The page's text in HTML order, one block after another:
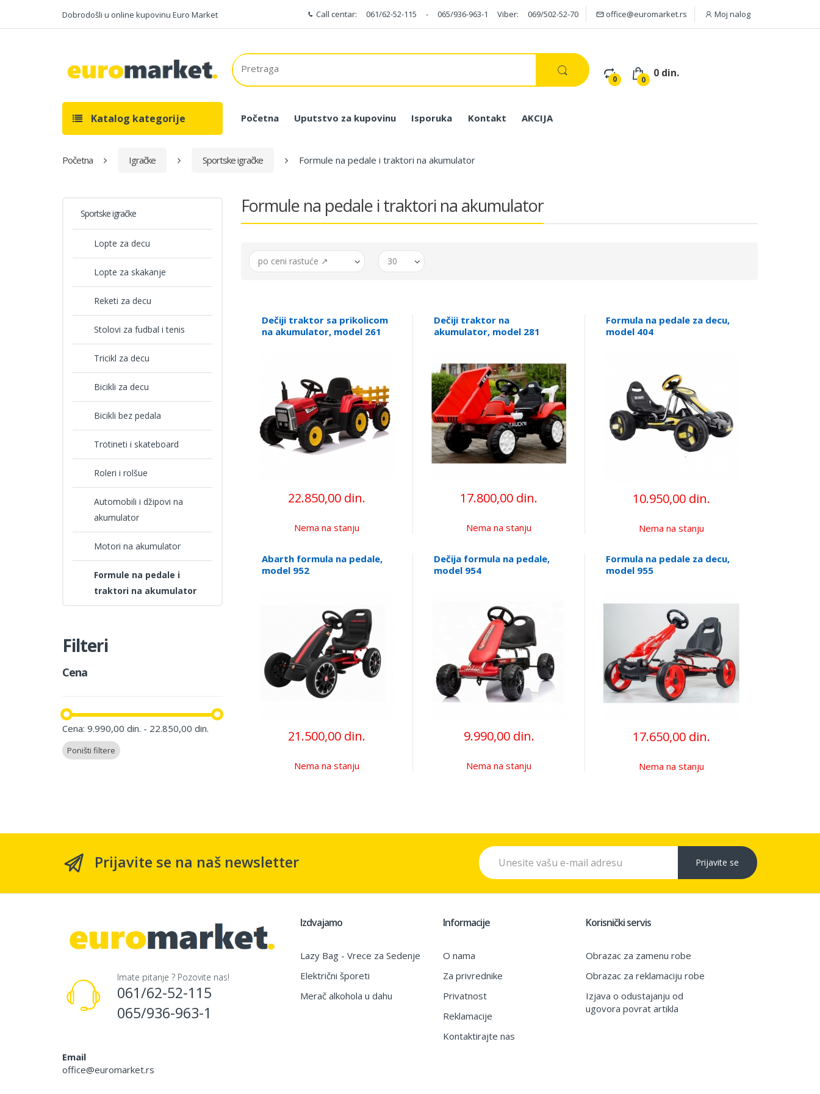
Dobrodošli u online kupovinu Euro Market Call centar: 061/62-52-115 - 065/936-963-1 Viber: 069/502-52-70 office@euromarket.rs Moj nalog
0 0
0 din.
Katalog kategorije Početna Uputstvo za kupovinu Isporuka Kontakt AKCIJA
Početna Igračke Sportske igračke Formule na pedale i traktori na akumulator
Sportske igračke
Lopte za decu
Lopte za skakanje
Reketi za decu
Stolovi za fudbal i tenis
Tricikl za decu
Bicikli za decu
Bicikli bez pedala
Trotineti i skateboard
Roleri i rolšue
Automobili i džipovi na
akumulator
Motori na akumulator
Formule na pedale i
traktori na akumulator
Filteri
Cena
Cena: 9.990,00 din. - 22.850,00 din.
Poništi filtere
Formule na pedale i traktori na akumulator
po ceni rastuće ↗ 30
Dečiji traktor sa prikolicom
na akumulator, model 261
22.850,00 din.
Nema na stanju
Dečiji traktor na
akumulator, model 281
17.800,00 din.
Nema na stanju
Formula na pedale za decu,
model 404
10.950,00 din.
Nema na stanju
Abarth formula na pedale,
model 952
21.500,00 din.
Nema na stanju
Dečija formula na pedale,
model 954
9.990,00 din.
Nema na stanju
Formula na pedale za decu,
model 955
17.650,00 din.
Nema na stanju
Prijavite se na naš newsletter Prijavite se
Imate pitanje ? Pozovite nas!
061/62-52-115
065/936-963-1
Email
office@euromarket.rs
Izdvajamo
Lazy Bag - Vrece za Sedenje
Električni šporeti
Merač alkohola u dahu
Informacije
O nama
Za privrednike
Privatnost
Reklamacije
Kontaktirajte nas
Korisnički servis
Obrazac za zamenu robe
Obrazac za reklamaciju robe
Izjava o odustajanju od
ugovora povrat artikla